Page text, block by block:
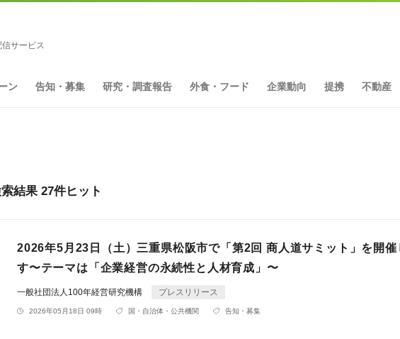
サービス
ン 告知・募集 研究・調査報告 外食・フード 企業動向 提携 不動産
結果 27件ヒット
2026年5月23日（土）三重県松阪市で「第2回 商人道サミット」を開催
す〜テーマは「企業経営の永続性と人材育成」〜
一般社団法人100年経営研究機構 プレスリリース
2026年05月18日 09時 国・自治体・公共機関 告知・募集